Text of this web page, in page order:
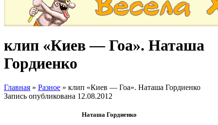
клип «Киев — Гоа». Наташа
Гордиенко
Главная » Разное » клип «Киев — Гоа». Наташа Гордиенко
Запись опубликована 12.08.2012
Наташа Гордиенко